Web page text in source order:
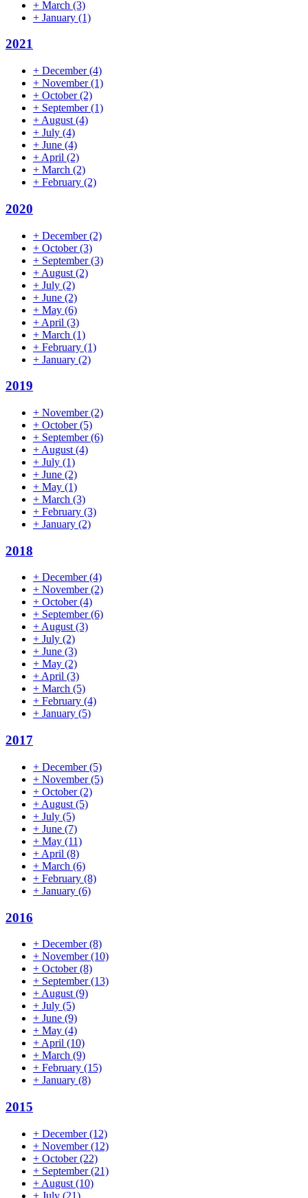
+ March (3)
+ January (1)
2021
+ December(4)
+ November(1)
+ October(2)
+ September(1)
+ August (4)
+ July (4)
+ June (4)
+ April (2)
+ March (2)
+ February (2)
2020
+ December(2)
+ October(3)
+ September(3)
+ August (2)
+ July (2)
+ June (2)
+ May (6)
+ April (3)
+ March (1)
+ February (1)
+ January (2)
2019
+ November(2)
+ October(5)
+ September(6)
+ August (4)
+ July (1)
+ June (2)
+ May (1)
+ March (3)
+ February (3)
+ January (2)
2018
+ December(4)
+ November(2)
+ October(4)
+ September(6)
+August(3)
+ July (2)
+ June (3)
+ May (2)
+April (3)
+ March (5)
+ February (4)
+ January (5)
2017
+ December(5)
+ November(5)
+ October(2)
+ August (5)
+ July (5)
+ June (7)
+ May (11)
+ April (8)
+ March (6)
+ February (8)
+ January (6)
2016
+ December(8)
+ November(10)
+ October(8)
+ September(13)
+ August (9)
+ July (5)
+ June (9)
+ May (4)
+ April (10)
+ March (9)
+ February (15)
+ January (8)
2015
+ December(12)
+ November(12)
+ October(22)
+ September(21)
+ August (10)
+ July (21)